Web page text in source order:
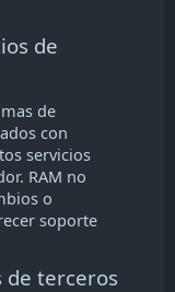
de
de
con
servicios
RAM no
o
soporte
de terceros